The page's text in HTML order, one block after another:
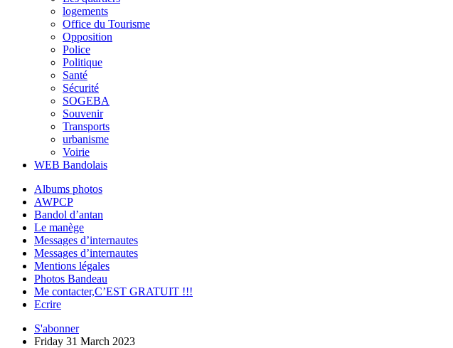
logements
Office du Tourisme
Opposition
Police
Politique
Santé
Sécurité
SOGEBA
Souvenir
Transports
urbanisme
Voirie
WEB Bandolais
Albums photos
AWPCP
Bandol d’antan
Le manège
Messages d’internautes
Messages d’internautes
Mentions légales
Photos Bandeau
Me contacter,C’EST GRATUIT !!!
Ecrire
S'abonner
Friday 31 March 2023